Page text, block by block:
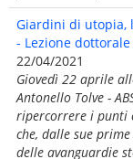
Giardini di utopia,
- Lezione
22/04/2021
Giovedì 22 aprile
Antonello Tolve -
ripercorrere i punti
che, dalle sue
delle avanguardie